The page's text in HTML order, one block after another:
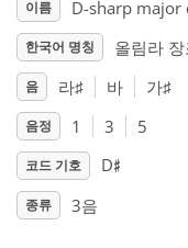
Deutsch
English
이름 D-sharp major
한국어 명칭 올림라 장
음 라♯ 바 가♯
음정 1 3 5
코드 기호 D♯
종류 3음